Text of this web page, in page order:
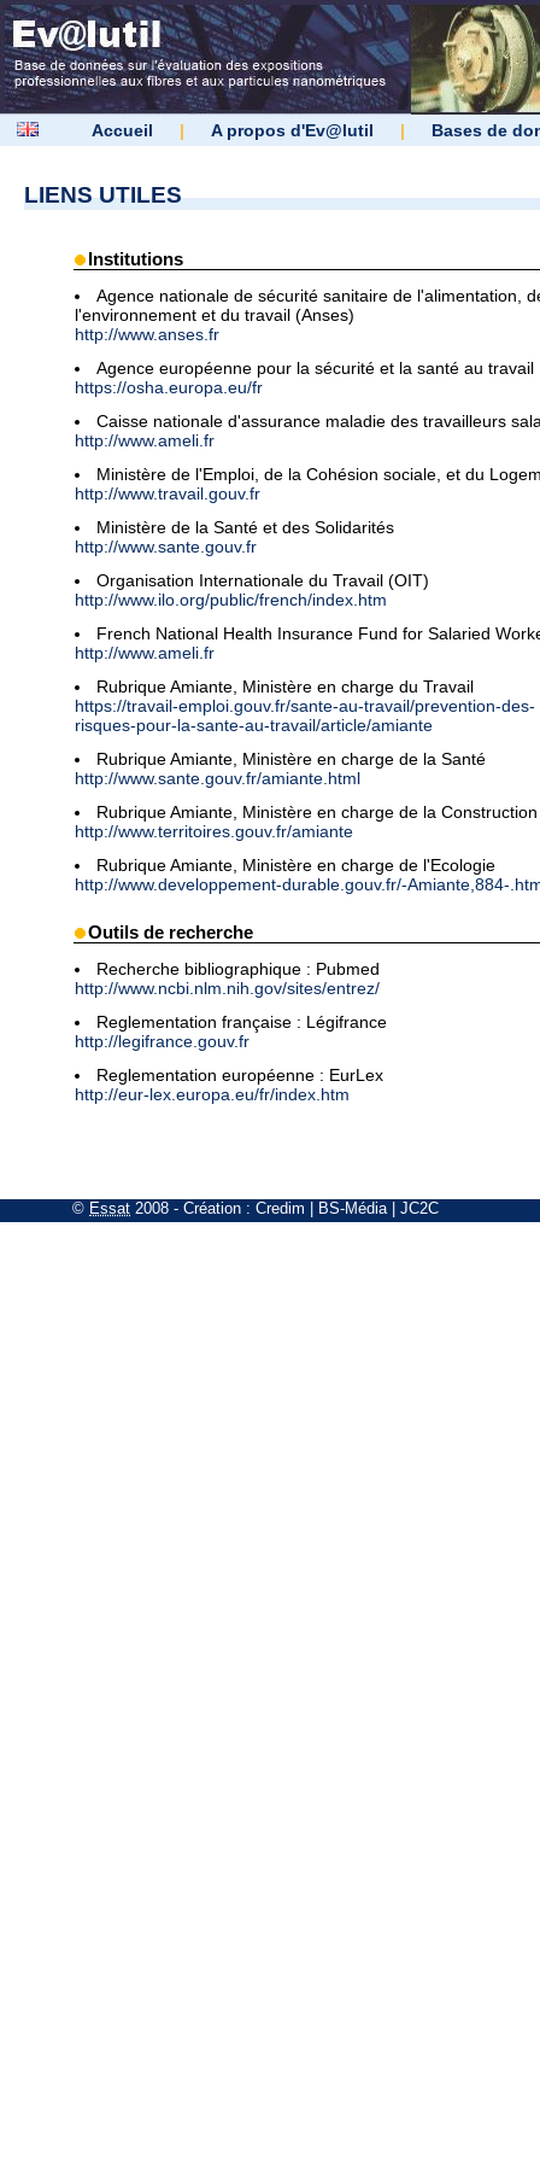
Accueil | A propos d'Ev@lutil | Bases de
LIENS UTILES
Institutions
Agence nationale de sécurité sanitaire de l'alimentation,
l'environnement et du travail (Anses)
http://www.anses.fr
Agence européenne pour la sécurité et la santé au travail
https://osha.europa.eu/fr
Caisse nationale d'assurance maladie des travailleurs
http://www.ameli.fr
Ministère de l'Emploi, de la Cohésion sociale, et du
http://www.travail.gouv.fr
Ministère de la Santé et des Solidarités
http://www.sante.gouv.fr
Organisation Internationale du Travail (OIT)
http://www.ilo.org/public/french/index.htm
French National Health Insurance Fund for Salaried
http://www.ameli.fr
Rubrique Amiante, Ministère en charge du Travail
https://travail-emploi.gouv.fr/sante-au-travail/prevention-des-
risques-pour-la-sante-au-travail/article/amiante
Rubrique Amiante, Ministère en charge de la Santé
http://www.sante.gouv.fr/amiante.html
Rubrique Amiante, Ministère en charge de la Construction
http://www.territoires.gouv.fr/amiante
Rubrique Amiante, Ministère en charge de l'Ecologie
http://www.developpement-durable.gouv.fr/-Amiante,884-
Outils de recherche
Recherche bibliographique : Pubmed
http://www.ncbi.nlm.nih.gov/sites/entrez/
Reglementation française : Légifrance
http://legifrance.gouv.fr
Reglementation européenne : EurLex
http://eur-lex.europa.eu/fr/index.htm
© Essat 2008 - Création : Credim | BS-Média | JC2C